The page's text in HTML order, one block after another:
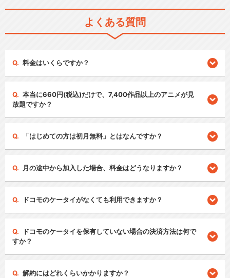
よくある質問
料金はいくらですか？
本当に660円(税込)だけで、7,400作品以上のアニメが見
放題ですか？
「はじめての方は初月無料」とはなんですか？
月の途中から加入した場合、料金はどうなりますか？
ドコモのケータイがなくても利用できますか？
ドコモのケータイを保有していない場合の決済方法は何で
すか？
解約にはどれくらいかかりますか？